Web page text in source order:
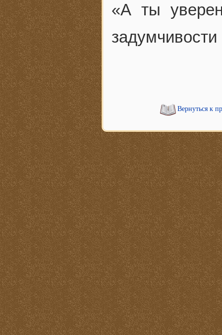
«А ты
задумчивости
Вернуться к